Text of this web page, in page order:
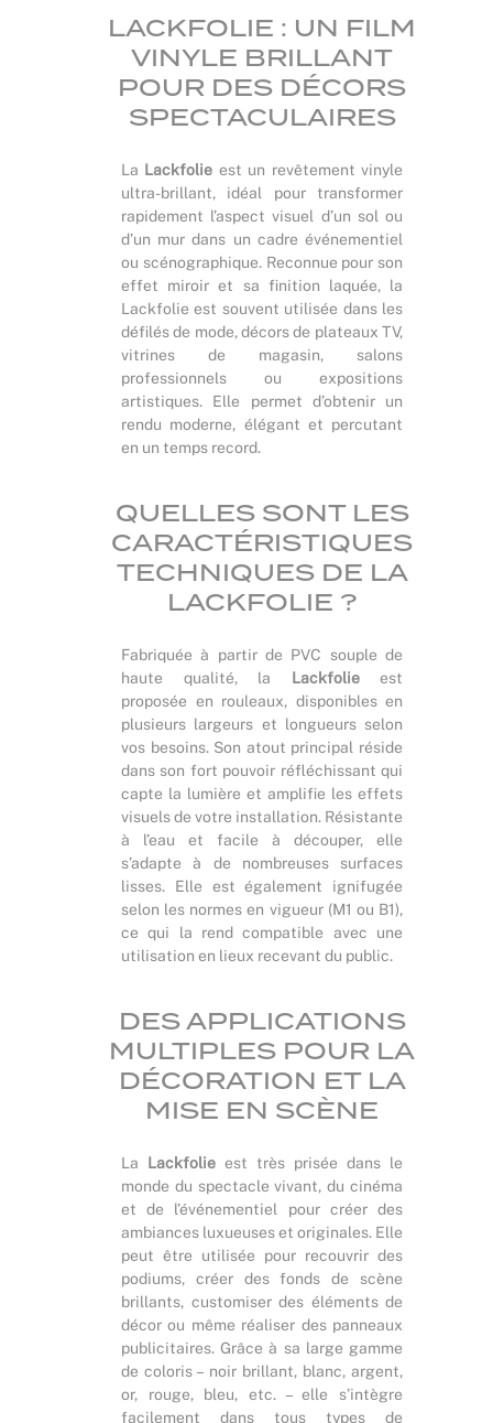
LACKFOLIE : UN FILM
VINYLE BRILLANT
POUR DES DÉCORS
SPECTACULAIRES
La Lackfolie est un revêtement vinyle
ultra-brillant, idéal pour transformer
rapidement l’aspect visuel d’un sol ou
d’un mur dans un cadre événementiel
ou scénographique. Reconnue pour son
effet miroir et sa finition laquée, la
Lackfolie est souvent utilisée dans les
défilés de mode, décors de plateaux TV,
vitrines de magasin, salons
professionnels ou expositions
artistiques. Elle permet d’obtenir un
rendu moderne, élégant et percutant
en un temps record.
QUELLES SONT LES
CARACTÉRISTIQUES
TECHNIQUES DE LA
LACKFOLIE ?
Fabriquée à partir de PVC souple de
haute qualité, la Lackfolieest
proposée en rouleaux, disponibles en
plusieurs largeurs et longueurs selon
vos besoins. Son atout principal réside
dans son fort pouvoir réfléchissant qui
capte la lumière et amplifie les effets
visuels de votre installation. Résistante
à l’eau et facile à découper, elle
s’adapte à de nombreuses surfaces
lisses. Elle est également ignifugée
selon les normes en vigueur (M1 ou B1),
ce qui la rend compatible avec une
utilisation en lieux recevant du public.
DES APPLICATIONS
MULTIPLES POUR LA
DÉCORATION ET LA
MISE EN SCÈNE
La Lackfolie est très prisée dans le
monde du spectacle vivant, du cinéma
et de l’événementiel pour créer des
ambiances luxueuses et originales. Elle
peut être utilisée pour recouvrir des
podiums, créer des fonds de scène
brillants, customiser des éléments de
décor ou même réaliser des panneaux
publicitaires. Grâce à sa large gamme
de coloris – noir brillant, blanc, argent,
or, rouge, bleu, etc. – elle s’intègre
facilement dans tous types de